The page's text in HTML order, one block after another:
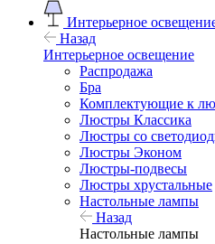
Интерьерное
Назад
Интерьерное освещение
Распродажа
Бра
Комплектующие к
Люстры Классика
Люстры со
Люстры Эконом
Люстры-подвесы
Люстры хрустальные
Настольные лампы
Назад
Настольные лампы